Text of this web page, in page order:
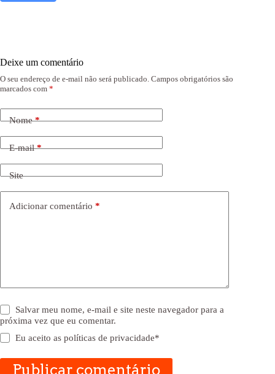
Deixe um comentário
O seu endereço de e-mail não será publicado. Campos obrigatórios são
marcados com *
Nome*
E-mail*
Site
Adicionar comentário *
Salvar meu nome, e-mail e site neste navegador para a
próxima vez que eu comentar.
Eu aceito aspolíticas de privacidade*
Publicar comentário